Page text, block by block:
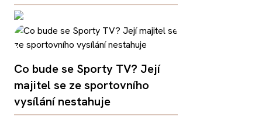
Co bude se Sporty TV? Její
majitel se ze sportovního
vysílání nestahuje